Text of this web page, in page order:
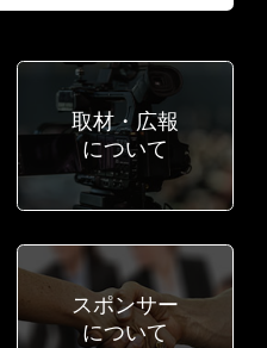
取材・広報
について
スポンサー
について